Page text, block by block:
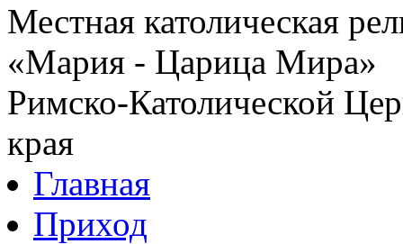
Местная католическая
«Мария - Царица Мира»
Римско-Католической
края
Главная
Приход